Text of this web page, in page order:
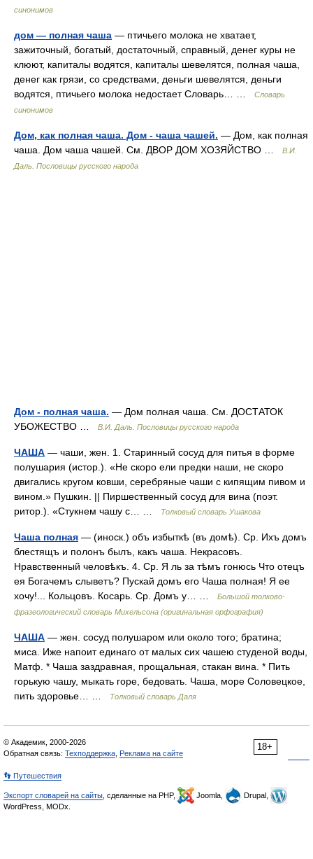
синонимов
дом — полная чаша — птичьего молока не хватает,
зажиточный, богатый, достаточный, справный, денег куры не
клюют, капиталы водятся, капиталы шевелятся, полная чаша,
денег как грязи, со средствами, деньги шевелятся, деньги
водятся, птичьего молока недостает Словарь… …
Словарь
синонимов
Дом, как полная чаша. Дом - чаша чашей. — Дом, как полная
чаша. Дом чаша чашей. См. ДВОР ДОМ ХОЗЯЙСТВО …
В.И.
Даль. Пословицы русского народа
Дом - полная чаша. — Дом полная чаша. См. ДОСТАТОК
УБОЖЕСТВО …
В.И. Даль. Пословицы русского народа
ЧАША — чаши, жен. 1. Старинный сосуд для питья в форме
полушария (истор.). «Не скоро ели предки наши, не скоро
двигались кругом ковши, серебряные чаши с кипящим пивом и
вином.» Пушкин. || Пиршественный сосуд для вина (поэт.
ритор.). «Стукнем чашу с… …
Толковый словарь Ушакова
Чаша полная — (иноск.) объ избыткѣ (въ домѣ). Ср. Ихъ домъ
блестящъ и полонъ былъ, какъ чаша. Некрасовъ.
Нравственный человѣкъ. 4. Ср. Я ль за тѣмъ гонюсь Что отецъ
ея Богачемъ слыветъ? Пускай домъ его Чаша полная! Я ее
хочу!... Кольцовъ. Косарь. Ср. Домъ у… …
Большой толково-
фразеологический словарь Михельсона (оригинальная орфография)
ЧАША — жен. сосуд полушаром или около того; братина;
миса. Иже напоит единаго от малых сих чашею студеной воды,
Матф. * Чаша заздравная, прощальная, стакан вина. * Пить
горькую чашу, мыкать горе, бедовать. Чаша, море Соловецкое,
пить здоровье… …
Толковый словарь Даля
18+
© Академик, 2000-2026
Обратная связь: Техподдержка Реклама на сайте
👣 Путешествия
Экспорт словарей на сайты , сделанные на PHP, Joomla,
Drupal,
WordPress, MODx.